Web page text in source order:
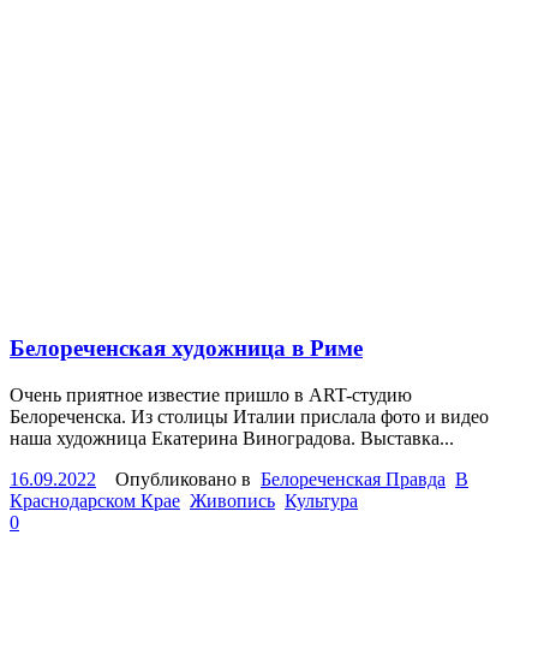
Белореченская художница в Риме
Очень приятное известие пришло в ART-студию
Белореченска. Из столицы Италии прислала фото и видео
наша художница Екатерина Виноградова. Выставка...
16.09.2022 Опубликовано в Белореченская Правда В
Краснодарском Крае Живопись Культура
0